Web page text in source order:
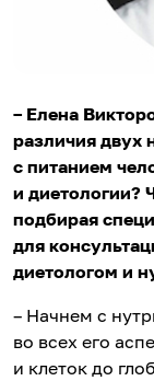
– Елена
различия двух
с питанием
и диетологии?
подбирая
для
диетологом и
– Начнем с
во всех его
и клеток до